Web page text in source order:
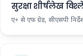
सुरक्षा शीर्षलेख
ए+ से एफ ग्रेड, सीएसपी